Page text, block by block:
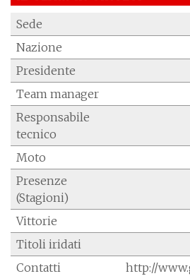
Sede
Nazione
Presidente
Team manager
Responsabile
tecnico
Moto
Presenze
(Stagioni)
Vittorie
Titoli iridati
Contatti
http://